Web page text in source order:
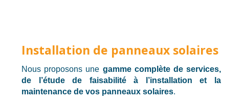
Installation de panneaux solaires
Nous proposons une gamme complète de services,
de l’étude de faisabilité à l’installation et la
maintenance de vos panneaux solaires.